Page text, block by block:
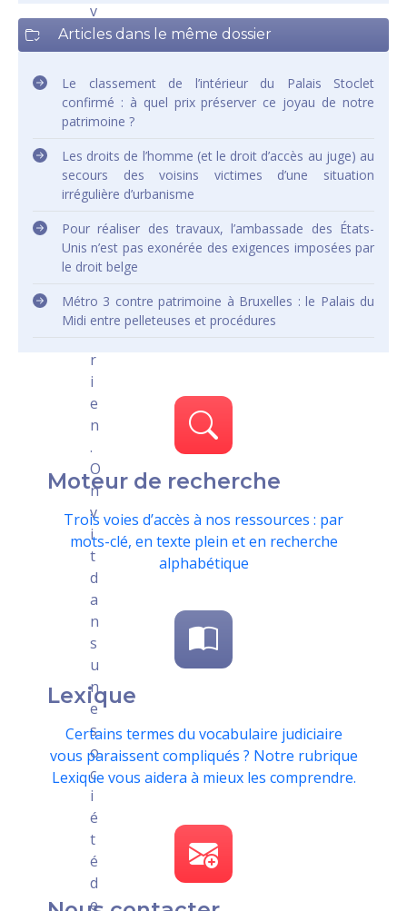
v
e
c
m
a
i
i
l
’
e
n
e
s
r
i
e
n
.
O
n
v
i
t
d
a
n
s
u
n
e
s
o
c
i
é
t
é
d
e
Articles dans le même dossier
Le classement de l’intérieur du Palais Stoclet
confirmé : à quel prix préserver ce joyau de notre
patrimoine ?
Les droits de l’homme (et le droit d’accès au juge) au
secours des voisins victimes d’une situation
irrégulière d’urbanisme
Pour réaliser des travaux, l’ambassade des États-
Unis n’est pas exonérée des exigences imposées par
le droit belge
Métro 3 contre patrimoine à Bruxelles : le Palais du
Midi entre pelleteuses et procédures
Moteur de recherche
Trois voies d’accès à nos ressources : par
mots-clé, en texte plein et en recherche
alphabétique
Lexique
Certains termes du vocabulaire judiciaire
vous paraissent compliqués ? Notre rubrique
Lexique vous aidera à mieux les comprendre.